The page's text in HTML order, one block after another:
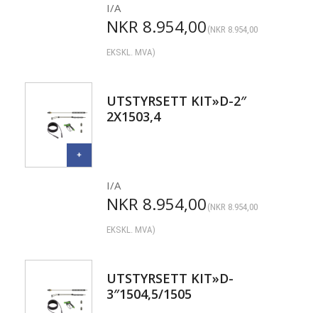
I/A
NKR 8.954,00 (NKR 8.954,00
EKSKL. MVA)
UTSTYRSETT KIT»D-2″
2X1503,4
I/A
NKR 8.954,00 (NKR 8.954,00
EKSKL. MVA)
UTSTYRSETT KIT»D-
3″1504,5/1505